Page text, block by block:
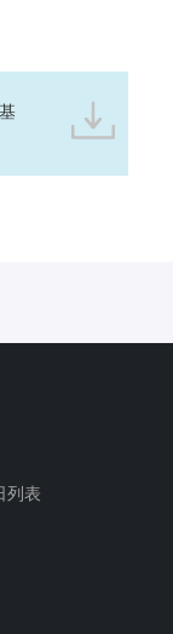
列表